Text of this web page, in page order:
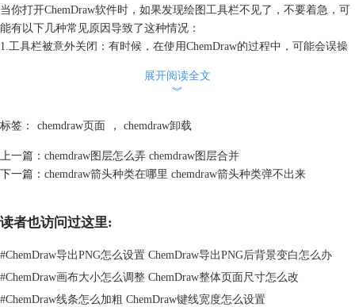
当你打开ChemDraw软件时，如果发现绘图工具栏不见了，不要着急，可
能有以下几种常见原因导致了这种情况：
1.工具栏被意外关闭：有时候，在使用ChemDraw的过程中，可能会误操
项。在下拉菜单中，勾选"绘图工具栏"，即可让绘图工具栏重新出现在软
2.软件版本问题：如果你使用的是较旧的ChemDraw版本，可能会出现某
些界面显示异常的情况，其中包括工具栏不显示。
如果以上步骤没有解决问题，那么可能是工具栏被意外拖出了软件窗口。
此时，你可以尝试重置软件的界面设置。在“视图”菜单中找到并点击“重
展开阅读全文
︾
标签： chemdraw页面 ， chemdraw卸载
上一篇： chemdraw图层怎么弄 chemdraw图层合并
下一篇： chemdraw箭头种类在哪里 chemdraw箭头种类弹不出来
读者也访问过这里:
#ChemDraw导出PNG怎么设置 ChemDraw导出PNG后背景变白怎么办
#ChemDraw画布大小怎么调整 ChemDraw整体页面尺寸怎么改
#ChemDraw线条怎么加粗 ChemDraw键线宽度怎么设置